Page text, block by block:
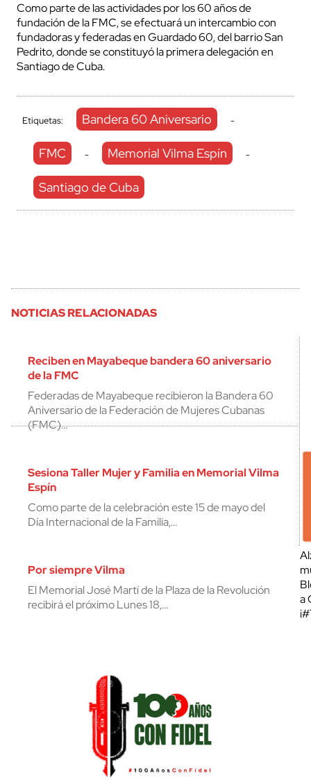
Como parte de las actividades por los 60 años de
fundación de la FMC, se efectuará un intercambio con
fundadoras y federadas en Guardado 60, del barrio San
Pedrito, donde se constituyó la primera delegación en
Santiago de Cuba.
Etiquetas: Bandera 60 Aniversario -
FMC - Memorial Vilma Espín -
Santiago de Cuba
NOTICIAS RELACIONADAS
Reciben en Mayabeque bandera 60 aniversario
de la FMC
Federadas de Mayabeque recibieron la Bandera 60
Aniversario de la Federación de Mujeres Cubanas
(FMC)…
Sesiona Taller Mujer y Familia en Memorial Vilma
Espín
Como parte de la celebración este 15 de mayo del
Día Internacional de la Familia,…
Por siempre Vilma
El Memorial José Martí de la Plaza de la Revolución
recibirá el próximo Lunes 18,…
a